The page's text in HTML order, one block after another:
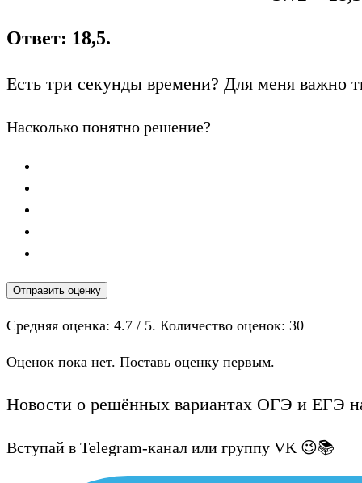
Ответ: 18,5.
Есть три секунды времени? Для меня важно
Насколько понятно решение?
Отправить оценку
Средняя оценка: 4.7 / 5. Количество оценок: 30
Оценок пока нет. Поставь оценку первым.
Новости о решённых вариантах ОГЭ и ЕГЭ
Вступай в Telegram-канал или группу VK 😉📚